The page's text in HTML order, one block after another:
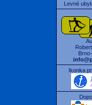
Levné
Ikonka